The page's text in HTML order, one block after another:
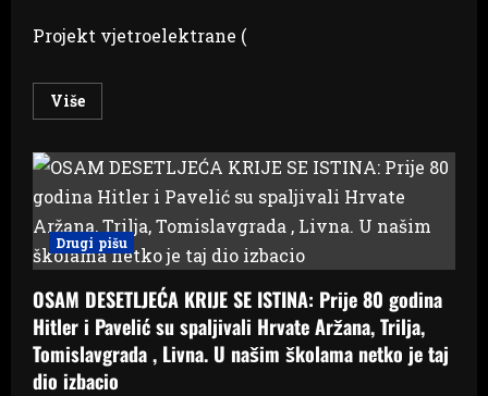
Projekt vjetroelektrane (
VišeRead
more
kod
Livna
uskoro
u
funkciji
Drugi pišu
OSAM DESETLJEĆA KRIJE SE ISTINA: Prije 80 godina
Hitler i Pavelić su spaljivali Hrvate Aržana, Trilja,
Tomislavgrada , Livna. U našim školama netko je taj
dio izbacio